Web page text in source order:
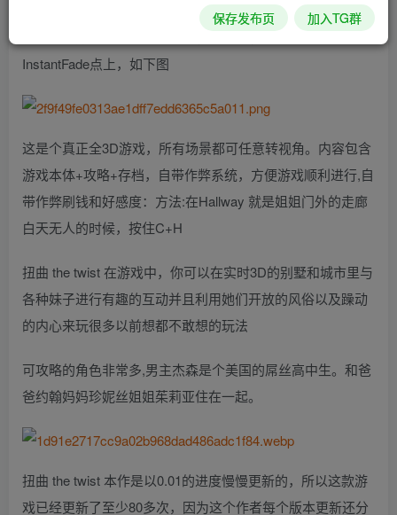
佬做的切图加速补丁，我已经替大伙打好了
具体使用方法就是进游戏按F9，点命令，把InstantWait和
InstantFade点上，如下图
这是个真正全3D游戏，所有场景都可任意转视角。内容包含
游戏本体+攻略+存档，自带作弊系统，方便游戏顺利进行,自
带作弊刷钱和好感度：方法:在Hallway 就是姐姐门外的走廊
白天无人的时候，按住C+H
扭曲 the twist 在游戏中，你可以在实时3D的别墅和城市里与
各种妹子进行有趣的互动并且利用她们开放的风俗以及躁动
的内心来玩很多以前想都不敢想的玩法
可攻略的角色非常多,男主杰森是个美国的屌丝高中生。和爸
爸约翰妈妈珍妮丝姐姐茱莉亚住在一起。
扭曲 the twist 本作是以0.01的进度慢慢更新的，所以这款游
戏已经更新了至少80多次，因为这个作者每个版本更新还分
保存发布页 加入TG群